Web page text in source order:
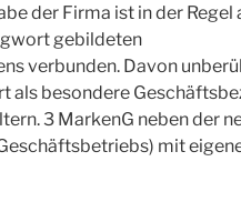
der Firma ist in der Regel
gebildeten
verbunden. Davon
als besondere
3 MarkenG neben der
mit